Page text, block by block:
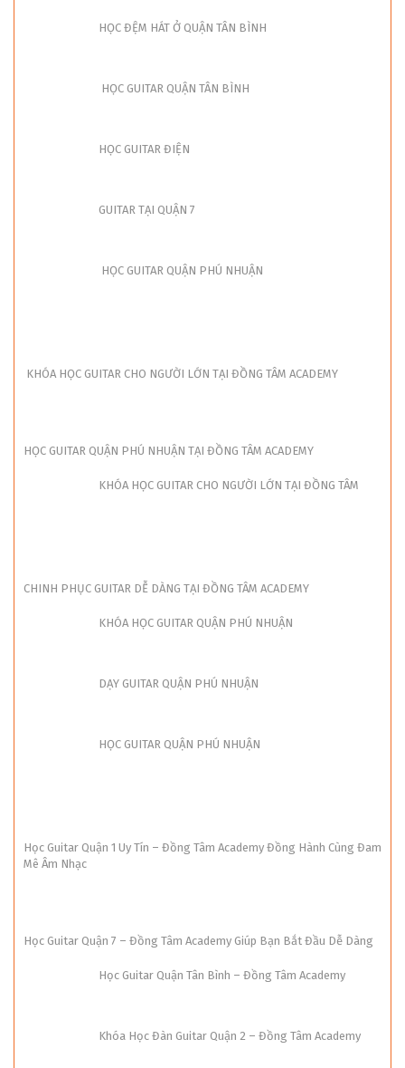
HỌC ĐỆM HÁT Ở QUẬN TÂN BÌNH
HỌC GUITAR QUẬN TÂN BÌNH
HỌC GUITAR ĐIỆN
GUITAR TẠI QUẬN 7
HỌC GUITAR QUẬN PHÚ NHUẬN
KHÓA HỌC GUITAR CHO NGƯỜI LỚN TẠI ĐỒNG TÂM ACADEMY
HỌC GUITAR QUẬN PHÚ NHUẬN TẠI ĐỒNG TÂM ACADEMY
KHÓA HỌC GUITAR CHO NGƯỜI LỚN TẠI ĐỒNG TÂM
CHINH PHỤC GUITAR DỄ DÀNG TẠI ĐỒNG TÂM ACADEMY
KHÓA HỌC GUITAR QUẬN PHÚ NHUẬN
DẠY GUITAR QUẬN PHÚ NHUẬN
HỌC GUITAR QUẬN PHÚ NHUẬN
Học Guitar Quận 1 Uy Tín – Đồng Tâm Academy Đồng Hành Cùng Đam
Mê Âm Nhạc
Học Guitar Quận 7 – Đồng Tâm Academy Giúp Bạn Bắt Đầu Dễ Dàng
Học Guitar Quận Tân Bình – Đồng Tâm Academy
Khóa Học Đàn Guitar Quận 2 – Đồng Tâm Academy